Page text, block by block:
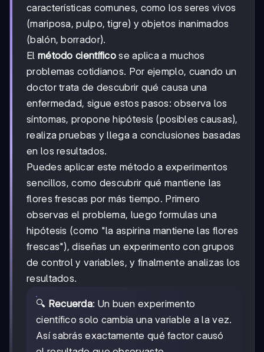
características comunes, como los seres vivos
(mariposa, pulpo, tigre) y objetos inanimados
(balón, borrador).
El método científico se aplica a muchos
problemas cotidianos. Por ejemplo, cuando un
doctor trata de descubrir qué causa una
enfermedad, sigue estos pasos: observa los
síntomas, propone hipótesis (posibles causas),
realiza pruebas y llega a conclusiones basadas
en los resultados.
Puedes aplicar este método a experimentos
sencillos, como descubrir qué mantiene las
flores frescas por más tiempo. Primero
observas el problema, luego formulas una
hipótesis (como "la aspirina mantiene las flores
frescas"), diseñas un experimento con grupos
de control y variables, y finalmente analizas los
resultados.
🔍 Recuerda: Un buen experimento
científico solo cambia una variable a la vez.
Así sabrás exactamente qué factor causó